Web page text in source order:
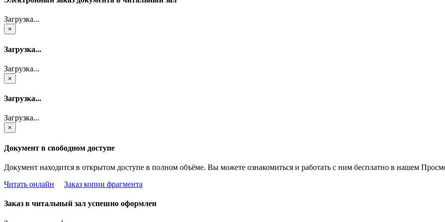
Загрузка...
×
Загрузка...
Загрузка...
×
Загрузка...
Загрузка...
×
Документ в свободном доступе
Документ находится в открытом доступе в полном объёме. Вы можете ознакомиться и работать с ним бесплатно в нашем
Читать онлайн
Заказ копии фрагмента
Заказ в читальный зал успешно оформлен